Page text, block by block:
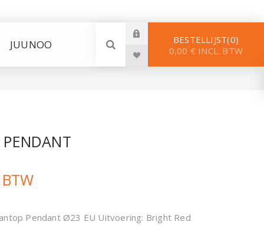
JUUNOO BESTELLIJST 0
0,00 € INCL. BTW
Pendant Ø23 EU Uitvoering: Bright Red